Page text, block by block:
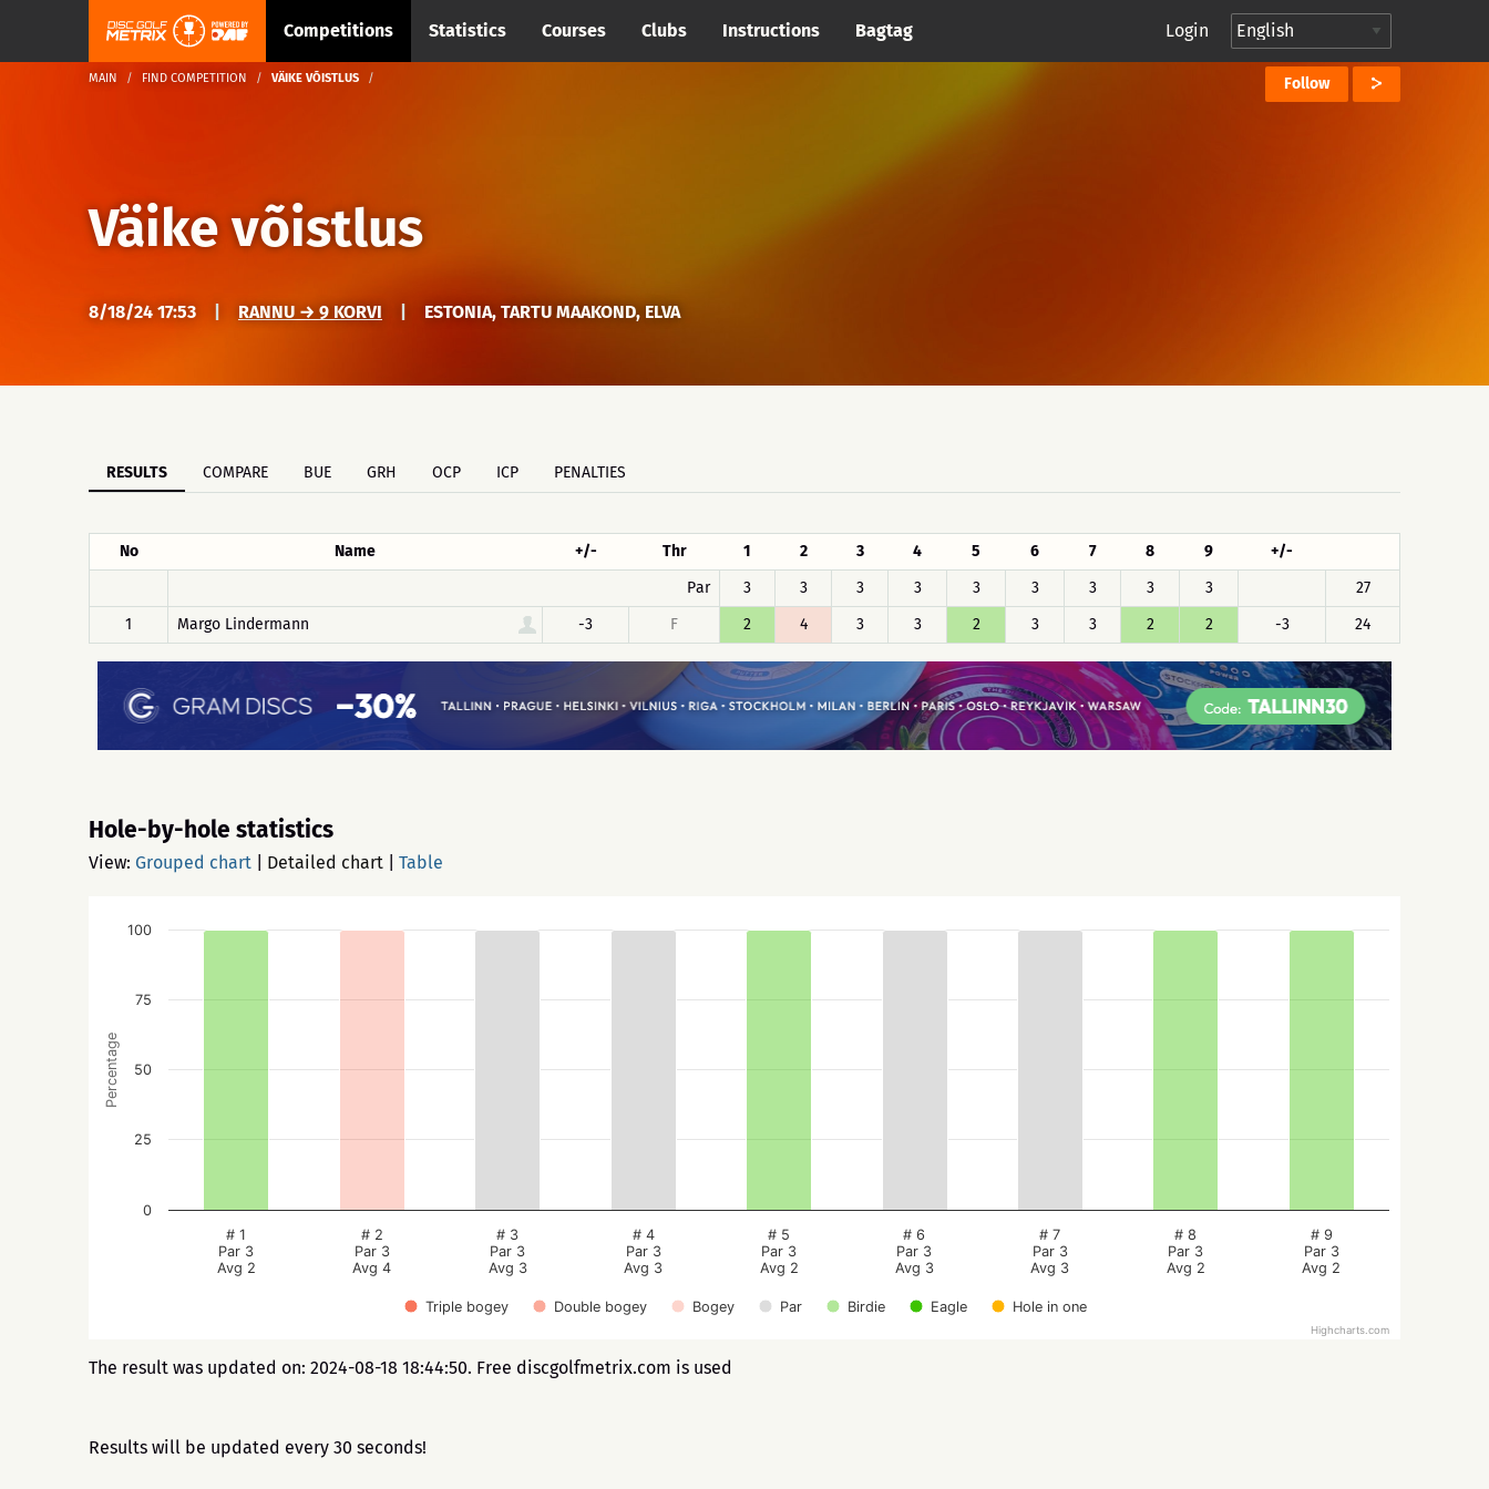
Competitions Statistics Courses Clubs Instructions Bagtag Login
MAIN FIND COMPETITION VÄIKE VÕISTLUS Follow
Väike võistlus
8/18/24 17:53 RANNU → 9 KORVI ESTONIA, TARTU MAAKOND, ELVA
RESULTS COMPARE BUE GRH OCP ICP PENALTIES
No Name +/- Thr 1 2 3 4 5 6 7 8 9
+/-
Par
3 3 3 3 3 3 3 3 3
27
1
Margo Lindermann -3 F 2 4 3 3 2 3 3 2 2 -3 24
Hole-by-hole statistics
View: Grouped chart Detailed chart Table
Percentage
Triple bogey Double bogey Bogey Par Birdie Eagle Hole in one
# 1
Par 3
Avg 2
# 2
Par 3
Avg 4
# 3
Par 3
Avg 3
# 4
Par 3
Avg 3
# 5
Par 3
Avg 2
# 6
Par 3
Avg 3
# 7
Par 3
Avg 3
# 8
Par 3
Avg 2
# 9
Par 3
Avg 2
0
25
50
75
100
Highcharts.com
The result was updated on: 2024-08-18 18:44:50. Free discgolfmetrix.com is used
Results will be updated every 30 seconds!